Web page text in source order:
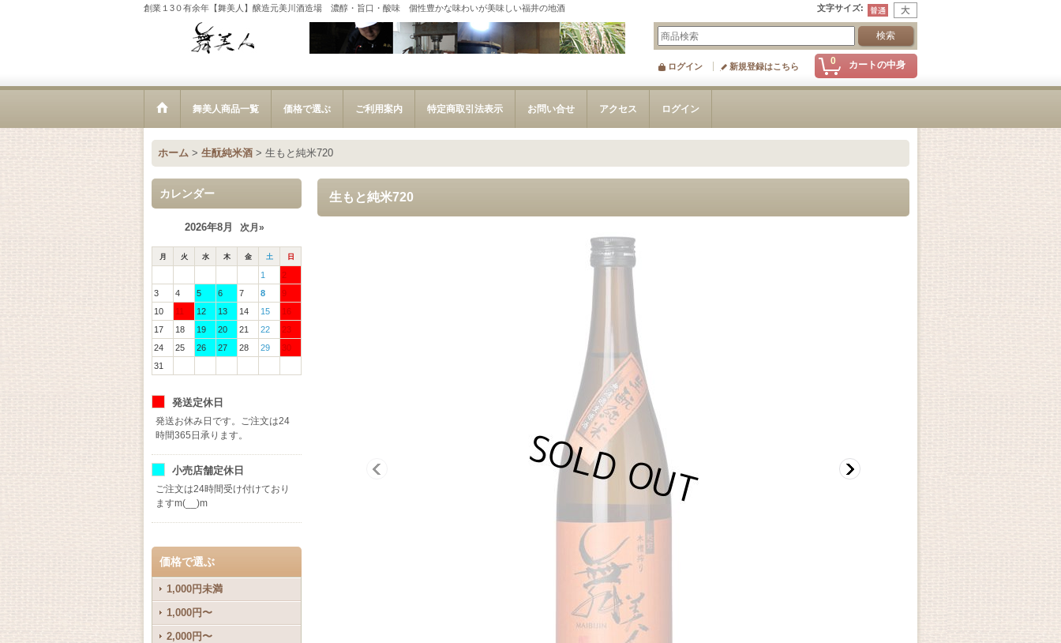
創業１3０有余年【舞美人】醸造元美川酒造場 濃醇・旨口・酸味 個性豊かな味わいが美味しい福井の地酒 文字サイズ:
0 カートの中身
ログイン 新規登録はこちら
舞美人商品一覧 価格で選ぶ ご利用案内 特定商取引法表示 お問い合せ アクセス ログイン
ホーム > 生酛純米酒 > 生もと純米720
カレンダー
2026年8月 次月»
月 火 水 木 金 土 日
1
2
3
4 5 6 7 8
9
10
11 12 13 14 15
16
17
18 19 20 21 22
23
24
25 26 27 28 29
30
31
発送定休日
発送お休み日です。ご注文は24
時間365日承ります。
小売店舗定休日
ご注文は24時間受け付けており
ますm(__)m
価格で選ぶ
1,000円未満
1,000円〜
2,000円〜
生もと純米720